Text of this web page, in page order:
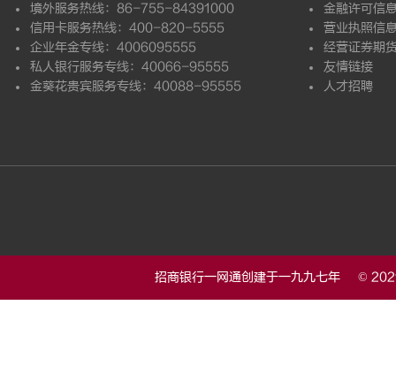
境外服务热线：86-755-84391000
信用卡服务热线：400-820-5555
企业年金专线：4006095555
私人银行服务专线：40066-95555
金葵花贵宾服务专线：40088-95555
金融许可信
营业执照信
经营证券期
友情链接
人才招聘
招商银行一网通创建于一九九七年 ©